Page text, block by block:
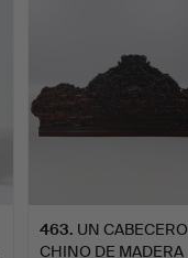
463. UN CABECERO
CHINO DE MADERA